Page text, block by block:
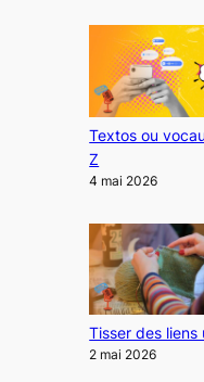
Textos ou
Z
4 mai 2026
Tisser des liens
2 mai 2026